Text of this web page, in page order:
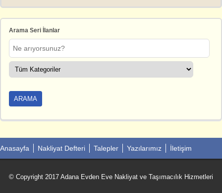
Arama Seri İlanlar
Anasayfa Nakliyat Defteri Talepler Yazılarımız İletişim
© Copyright 2017 Adana Evden Eve Nakliyat ve Taşımacılık Hizmetleri